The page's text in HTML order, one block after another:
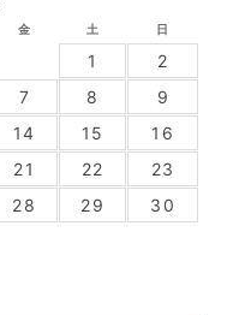
金 土 日
1
2
7 8
9
14 15
16
21 22
23
28 29
30